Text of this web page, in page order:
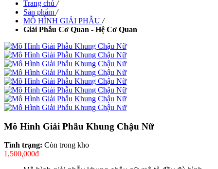
Trang chủ /
Sản phẩm /
MÔ HÌNH GIẢI PHẪU /
Giải Phẫu Cơ Quan - Hệ Cơ Quan
Mô Hình Giải Phẫu Khung Chậu Nữ
Tình trạng: Còn trong kho
1,500,000đ